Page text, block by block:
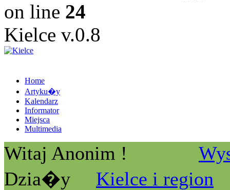
on line 24
Kielce v.0.8
Home
Artyku�y
Kalendarz
Informator
Miejsca
Multimedia
Witaj Anonim !
Dzia�y
Kielce i region